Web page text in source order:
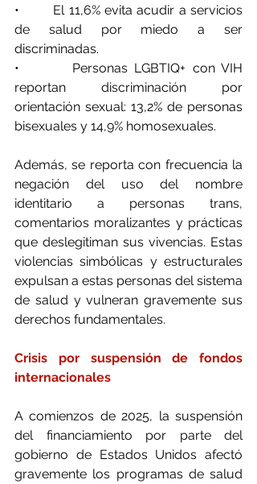
•        El 11,6% evita acudir a servicios
de salud por miedo a ser
discriminadas.
•        Personas LGBTIQ+ con VIH
reportan discriminación por
orientación sexual: 13,2% de personas
bisexuales y 14,9% homosexuales.
Además, se reporta con frecuencia la
negación del uso del nombre
identitario a personas trans,
comentarios moralizantes y prácticas
que deslegitiman sus vivencias. Estas
violencias simbólicas y estructurales
expulsan a estas personas del sistema
de salud y vulneran gravemente sus
derechos fundamentales.
Crisis por suspensión de fondos
internacionales
A comienzos de 2025, la suspensión
del financiamiento por parte del
gobierno de Estados Unidos afectó
gravemente los programas de salud